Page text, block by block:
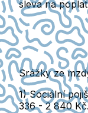
sleva na
Srážky ze
1) Sociální
336 - 2 840 Kč.